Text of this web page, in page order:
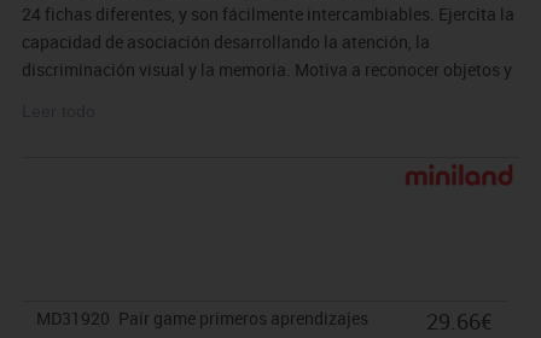
24 fichas diferentes, y son fácilmente intercambiables. Ejercita la
capacidad de asociación desarrollando la atención, la
discriminación visual y la memoria. Motiva a reconocer objetos y
MD31920 Pair game primeros aprendizajes
29.66€